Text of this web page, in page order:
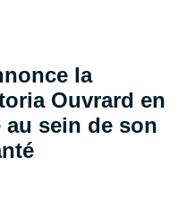
la
Ouvrard en
au sein de son